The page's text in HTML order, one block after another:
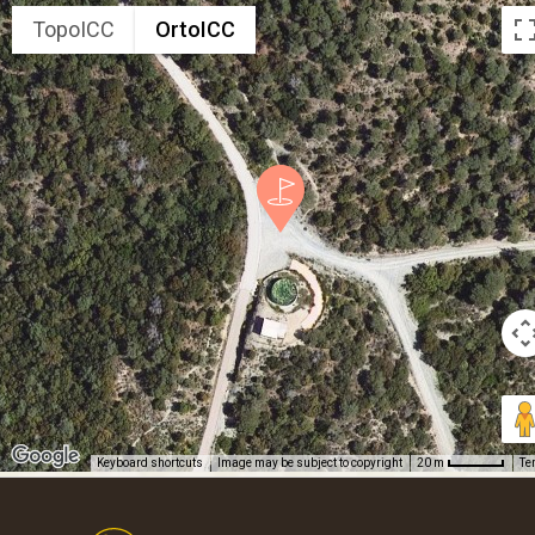
TopoICC OrtoICC
Keyboard shortcuts Image may be subject to copyright 20 m